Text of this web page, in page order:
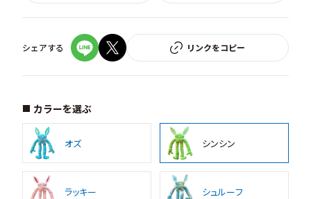
シェアする リンクをコピー
カラーを選ぶ
オズ シンシン
ラッキー シュルーフ